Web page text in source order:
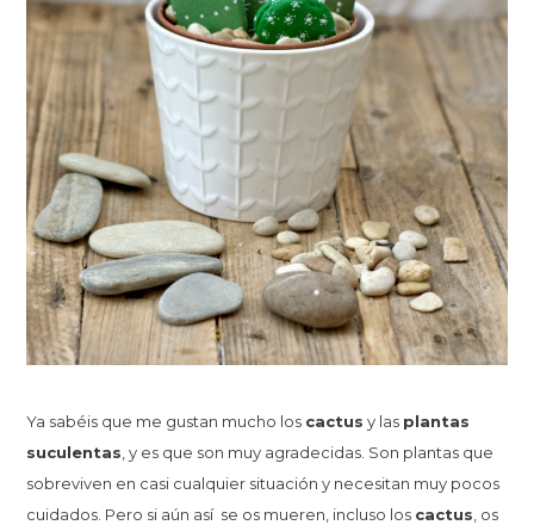
Ya sabéis que me gustan mucho los cactus y las plantas
suculentas , y es que son muy agradecidas. Son plantas que
sobreviven en casi cualquier situación y necesitan muy pocos
cuidados. Pero si aún así se os mueren, incluso los cactus , os